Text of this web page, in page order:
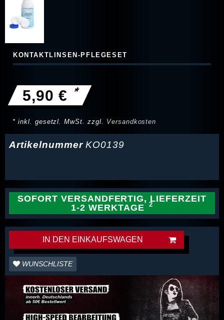
KONTAKTLINSEN-PFLEGESET
5,90 € *
* inkl. gesetzl. MwSt. zzgl. Versandkosten
ArtikelnummerKO0139
SOFORT VERSANDFERTIG, LIEFERZEIT
1-2 WERKTAGE
IN DEN EINKAUFSWAGEN
WUNSCHLISTE